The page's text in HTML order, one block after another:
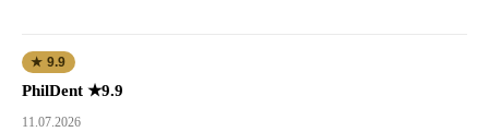
★ 9.9
PhilDent ★9.9
11.07.2026